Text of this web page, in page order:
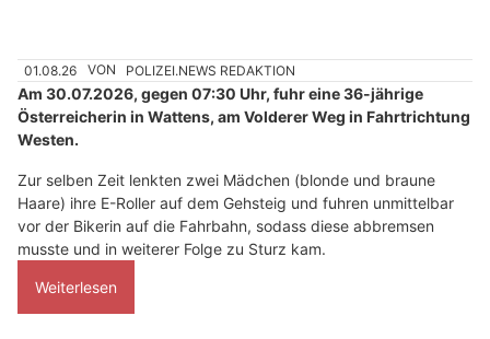
01.08.26 VON POLIZEI.NEWS REDAKTION
Am 30.07.2026, gegen 07:30 Uhr, fuhr eine 36-jährige
Österreicherin in Wattens, am Volderer Weg in Fahrtrichtung
Westen.
Zur selben Zeit lenkten zwei Mädchen (blonde und braune
Haare) ihre E-Roller auf dem Gehsteig und fuhren unmittelbar
vor der Bikerin auf die Fahrbahn, sodass diese abbremsen
musste und in weiterer Folge zu Sturz kam.
Weiterlesen